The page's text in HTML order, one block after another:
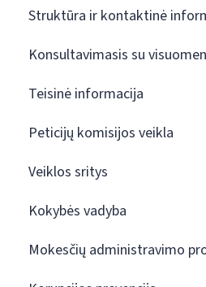
Struktūra ir kontaktinė
Konsultavimasis su
Teisinė informacija
Peticijų komisijos veikla
Veiklos sritys
Kokybės vadyba
Mokesčių administravimo